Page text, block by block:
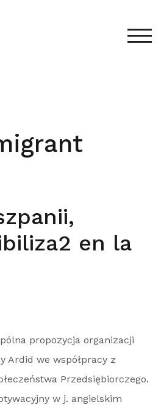
en la
propozycja organizacji
Ardid we współpracy z
Przedsiębiorczego.
w j. angielskim